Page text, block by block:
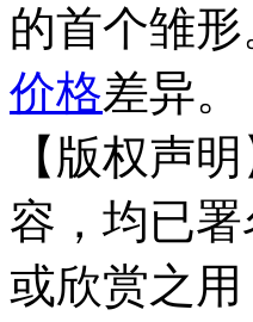
的首个雏
价格差异。
【版权声
容，均已
或欣赏之